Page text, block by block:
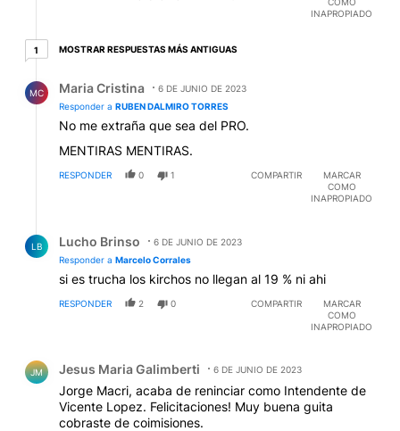
INAPROPIADO
11 respuesta más antiguas
MOSTRAR RESPUESTAS MÁS ANTIGUAS
MC Maria Cristina
6 DE JUNIO DE 2023
Responder a RUBEN DALMIRO TORRES
No me extraña que sea del PRO.
MENTIRAS MENTIRAS.
RESPONDER 0 1 COMPARTIR
MARCAR
COMO
INAPROPIADO
LB Lucho Brinso
6 DE JUNIO DE 2023
Responder a Marcelo Corrales
si es trucha los kirchos no llegan al 19 % ni ahi
RESPONDER 2 0 COMPARTIR
MARCAR
COMO
INAPROPIADO
JM Jesus Maria Galimberti 6 DE JUNIO DE 2023
Jorge Macri, acaba de reninciar como Intendente de
Vicente Lopez. Felicitaciones! Muy buena guita
cobraste de coimisiones.